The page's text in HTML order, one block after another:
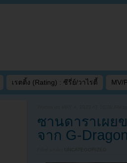
เรตติ้ง (Rating) : ซีรี่ย์/วาไรตี้ MV/
ซานดาราเผย
จาก G-
UNCATEGORIZED